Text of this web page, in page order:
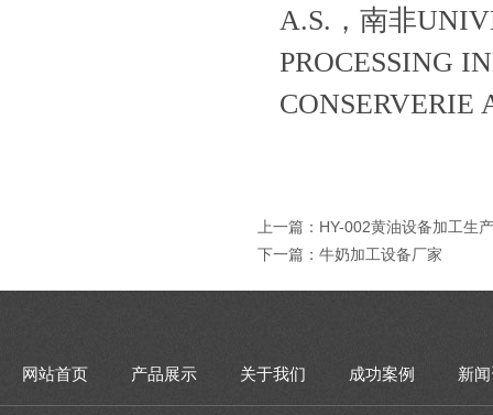
A.S.，南非
PROCESSING
上一篇： HY-002黄油设备加工生
下一篇： 牛奶加工设备厂家
网站首页 产品展示 关于我们 成功案例 新